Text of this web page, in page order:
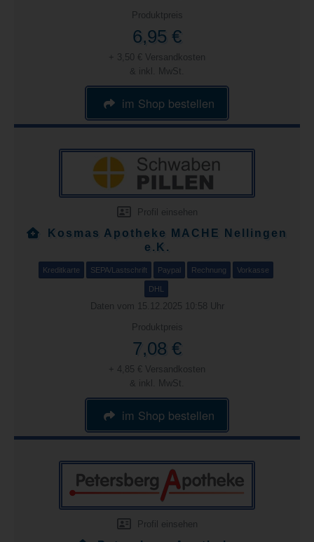
Produktpreis
6,95 €
+ 3,50 € Versandkosten
& inkl. MwSt.
im Shop bestellen
Profil einsehen
Kosmas Apotheke MACHE Nellingen
e.K.
Kreditkarte SEPA/Lastschrift Paypal Rechnung Vorkasse
DHL
Daten vom 15.12.2025 10:58 Uhr
Produktpreis
7,08 €
+ 4,85 € Versandkosten
& inkl. MwSt.
im Shop bestellen
Profil einsehen